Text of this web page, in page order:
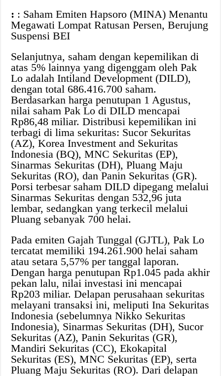
: : Saham Emiten Hapsoro (MINA) Menantu
Megawati Lompat Ratusan Persen, Berujung
Suspensi BEI
Selanjutnya, saham dengan kepemilikan di
atas 5% lainnya yang digenggam oleh Pak
Lo adalah Intiland Development (DILD),
dengan total 686.416.700 saham.
Berdasarkan harga penutupan 1 Agustus,
nilai saham Pak Lo di DILD mencapai
Rp86,48 miliar. Distribusi kepemilikan ini
terbagi di lima sekuritas: Sucor Sekuritas
(AZ), Korea Investment and Sekuritas
Indonesia (BQ), MNC Sekuritas (EP),
Sinarmas Sekuritas (DH), Pluang Maju
Sekuritas (RO), dan Panin Sekuritas (GR).
Porsi terbesar saham DILD dipegang melalui
Sinarmas Sekuritas dengan 532,96 juta
lembar, sedangkan yang terkecil melalui
Pluang sebanyak 700 helai.
Pada emiten Gajah Tunggal (GJTL), Pak Lo
tercatat memiliki 194.261.900 helai saham
atau setara 5,57% per tanggal laporan.
Dengan harga penutupan Rp1.045 pada akhir
pekan lalu, nilai investasi ini mencapai
Rp203 miliar. Delapan perusahaan sekuritas
melayani transaksi ini, meliputi Ina Sekuritas
Indonesia (sebelumnya Nikko Sekuritas
Indonesia), Sinarmas Sekuritas (DH), Sucor
Sekuritas (AZ), Panin Sekuritas (GR),
Mandiri Sekuritas (CC), Ekokapital
Sekuritas (ES), MNC Sekuritas (EP), serta
Pluang Maju Sekuritas (RO). Dari delapan